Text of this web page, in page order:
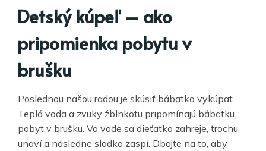
Detský kúpeľ – ako
pripomienka pobytu v
brušku
Poslednou našou radou je skúsiť bábätko vykúpať.
Teplá voda a zvuky žblnkotu pripomínajú bábätku
pobyt v brušku. Vo vode sa dieťatko zahreje, trochu
unaví a následne sladko zaspí. Dbajte na to, aby